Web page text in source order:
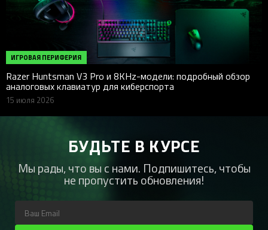
ИГРОВАЯ ПЕРИФЕРИЯ
Razer Huntsman V3 Pro и 8KHz-модели: подробный обзор
аналоговых клавиатур для киберспорта
15 июля 2026
БУДЬТЕ В КУРСЕ
Мы рады, что вы с нами. Подпишитесь, чтобы
не пропустить обновления!